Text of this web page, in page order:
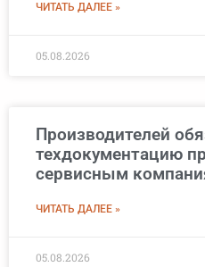
ЧИТАТЬ ДАЛЕЕ »
05.08.2026
Производителей
техдокументацию
сервисным
ЧИТАТЬ ДАЛЕЕ »
05.08.2026